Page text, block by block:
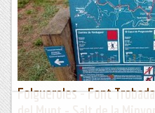
equipada amb parabolts i és
Bloc Empotrat
Folgueroles - Font